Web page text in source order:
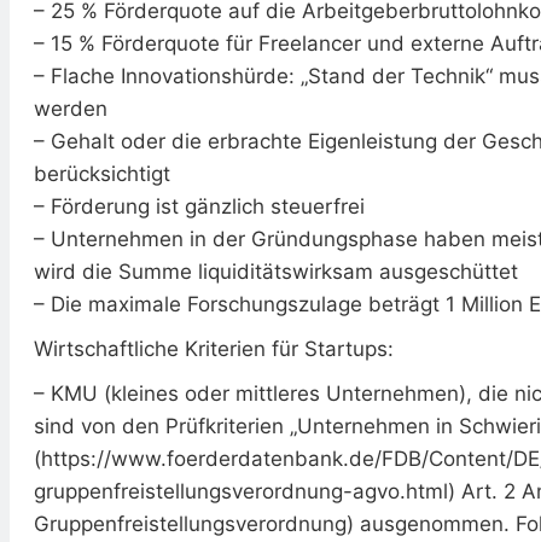
– 25 % Förderquote auf die
– 15 % Förderquote für Freelancer und externe
– Flache Innovationshürde: „Stand der Technik“
werden
– Gehalt oder die erbrachte Eigenleistung der
berücksichtigt
– Förderung ist gänzlich steuerfrei
– Unternehmen in der Gründungsphase haben
wird die Summe liquiditätswirksam ausgeschüttet
– Die maximale Forschungszulage beträgt 1 Million
Wirtschaftliche Kriterien für Startups:
– KMU (kleines oder mittleres Unternehmen), die
sind von den Prüfkriterien „Unternehmen in
(https://www.foerderdatenbank.de/FDB/Content/
gruppenfreistellungsverordnung-agvo.html) Art. 2
Gruppenfreistellungsverordnung) ausgenommen.